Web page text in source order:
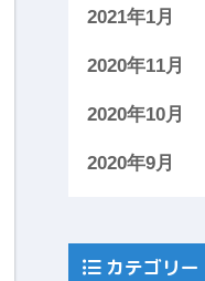
2021年1月
2020年11月
2020年10月
2020年9月
カテゴリー